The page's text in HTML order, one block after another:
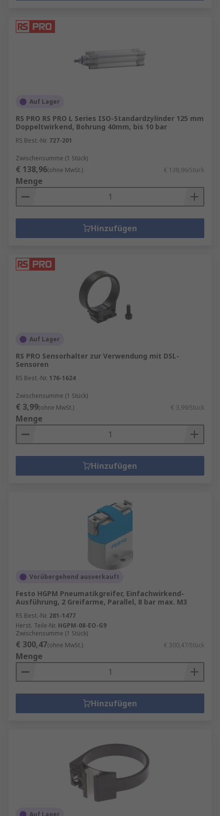
Auf Lager
RS PRO RS PRO L Series ISO-Standardzylinder 125 mm
Doppeltwirkend, Bohrung 40mm, bis 10 bar
RS Best.-Nr. 727-201
Zwischensumme (1 Stück)
€ 138,96(ohne MwSt.) € 138,96/Stück
Menge
Hinzufügen
Auf Lager
RS PRO Sensorhalter zur Verwendung mit DSL-
Sensoren
RS Best.-Nr. 176-1624
Zwischensumme (1 Stück)
€ 3,99(ohne MwSt.) € 3,99/Stück
Menge
Hinzufügen
Vorübergehend ausverkauft
Festo HGPM Pneumatikgreifer, Einfachwirkend-
Ausführung, 2 Greifarme, Parallel, 8 bar max. M3
RS Best.-Nr. 281-1477
Herst. Teile-Nr. HGPM-08-EO-G9
Zwischensumme (1 Stück)
€ 300,47(ohne MwSt.) € 300,47/Stück
Menge
Hinzufügen
Auf Lager